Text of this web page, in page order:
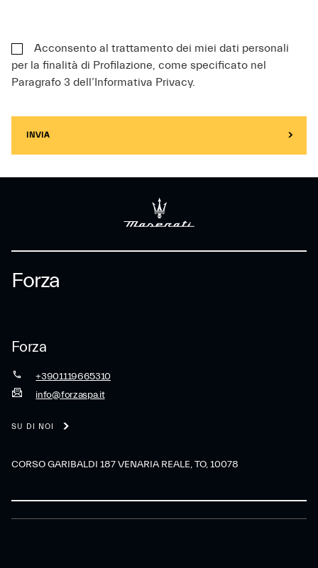
Acconsento al trattamento dei miei dati personali
per la finalità di Profilazione, come specificato nel
Paragrafo 3 dell’Informativa Privacy.
INVIA
Forza
Forza
+3901119665310
info@forzaspa.it
SU DI NOI
CORSO GARIBALDI 187 VENARIA REALE, TO, 10078